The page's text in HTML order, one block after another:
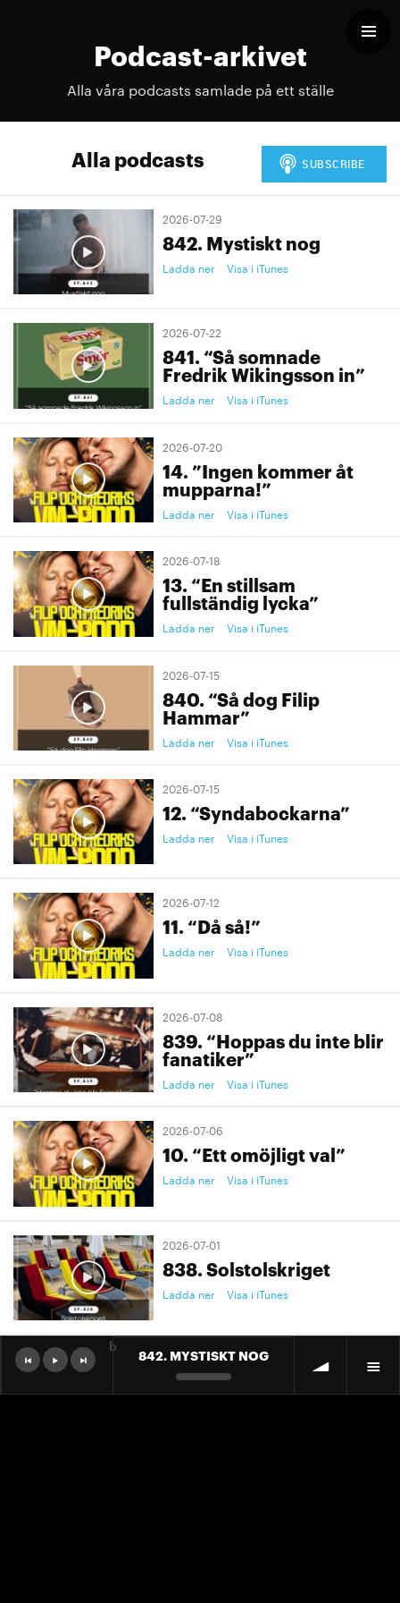
Podcast-arkivet
Alla våra podcasts samlade på ett ställe
Alla podcasts
2026-07-29
842. Mystiskt nog
Ladda ner Visa i iTunes
2026-07-22
841. “Så somnade
Fredrik Wikingsson in”
Ladda ner Visa i iTunes
2026-07-20
14. ”Ingen kommer åt
mupparna!”
Ladda ner Visa i iTunes
2026-07-18
13. “En stillsam
fullständig lycka”
Ladda ner Visa i iTunes
2026-07-15
840. “Så dog Filip
Hammar”
Ladda ner Visa i iTunes
2026-07-15
12. “Syndabockarna”
Ladda ner Visa i iTunes
2026-07-12
11. “Då så!”
Ladda ner Visa i iTunes
2026-07-08
839. “Hoppas du inte blir
fanatiker”
Ladda ner Visa i iTunes
2026-07-06
10. “Ett omöjligt val”
Ladda ner Visa i iTunes
2026-07-01
838. Solstolskriget
Ladda ner Visa i iTunes
2026-07-01
9. "Ett landslag att älska"
842. MYSTISKT NOG
b